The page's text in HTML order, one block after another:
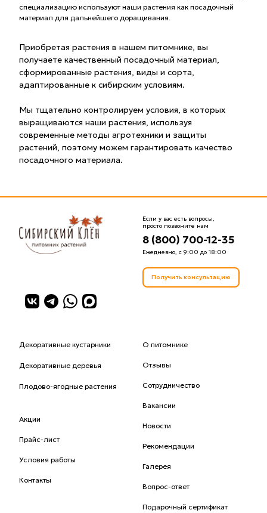
специализацию используют наши растения как посадочный
материал для дальнейшего доращивания.
Приобретая растения в нашем питомнике, вы
получаете качественный посадочный материал,
сформированные растения, виды и сорта,
адаптированные к сибирским условиям.
Мы тщательно контролируем условия, в которых
выращиваются наши растения, используя
современные методы агротехники и защиты
растений, поэтому можем гарантировать качество
посадочного материала.
Если у вас есть вопросы,
просто позвоните нам
8 (800) 700-12-35
Ежедневно, с 9:00 до 18:00
Получить консультацию
Декоративные кустарники
Декоративные деревья
Плодово-ягодные растения
Акции
Прайс-лист
Условия работы
Контакты
О питомнике
Отзывы
Сотрудничество
Вакансии
Новости
Рекомендации
Галерея
Вопрос-ответ
Подарочный сертификат